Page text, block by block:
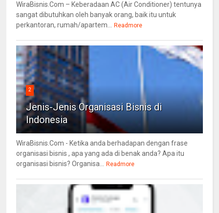
WiraBisnis.Com – Keberadaan AC (Air Conditioner) tentunya
sangat dibutuhkan oleh banyak orang, baik itu untuk
perkantoran, rumah/apartem... Readmore
2
Jenis-Jenis Organisasi Bisnis di
Indonesia
WiraBisnis.Com - Ketika anda berhadapan dengan frase
organisasi bisnis , apa yang ada di benak anda? Apa itu
organisasi bisnis? Organisa... Readmore